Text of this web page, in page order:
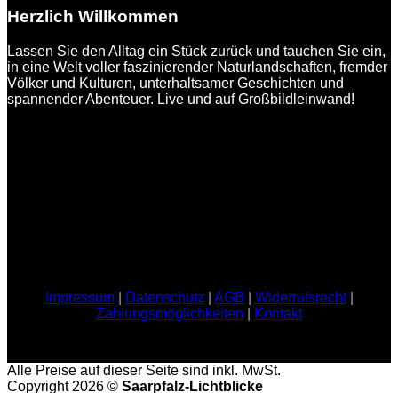
Herzlich Willkommen
Lassen Sie den Alltag ein Stück zurück und tauchen Sie ein,
in eine Welt voller faszinierender Naturlandschaften, fremder
Völker und Kulturen, unterhaltsamer Geschichten und
spannender Abenteuer. Live und auf Großbildleinwand!
Impressum| Datenschutz AGB Widerrufsrecht|
Zahlungsmöglichkeiten
Kontakt
Alle Preise auf dieser Seite sind inkl. MwSt.
Copyright 2026 © Saarpfalz-Lichtblicke